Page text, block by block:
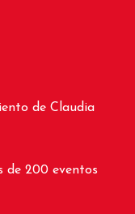
de Claudia
de 200 eventos